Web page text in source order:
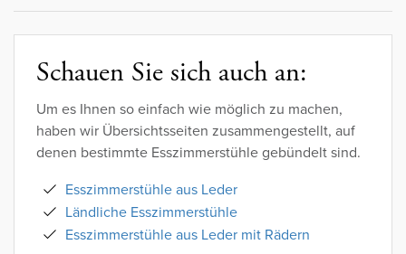
Schauen Sie sich auch an:
Um es Ihnen so einfach wie möglich zu machen,
haben wir Übersichtsseiten zusammengestellt, auf
denen bestimmte Esszimmerstühle gebündelt sind.
Esszimmerstühle aus Leder
Ländliche Esszimmerstühle
Esszimmerstühle aus Leder mit Rädern